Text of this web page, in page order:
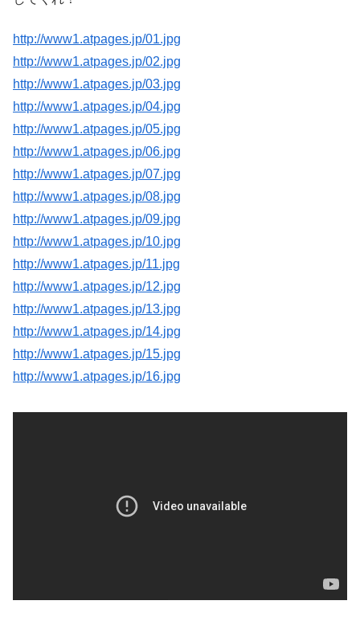
http://www1.atpages.jp/01.jpg
http://www1.atpages.jp/02.jpg
http://www1.atpages.jp/03.jpg
http://www1.atpages.jp/04.jpg
http://www1.atpages.jp/05.jpg
http://www1.atpages.jp/06.jpg
http://www1.atpages.jp/07.jpg
http://www1.atpages.jp/08.jpg
http://www1.atpages.jp/09.jpg
http://www1.atpages.jp/10.jpg
http://www1.atpages.jp/11.jpg
http://www1.atpages.jp/12.jpg
http://www1.atpages.jp/13.jpg
http://www1.atpages.jp/14.jpg
http://www1.atpages.jp/15.jpg
http://www1.atpages.jp/16.jpg